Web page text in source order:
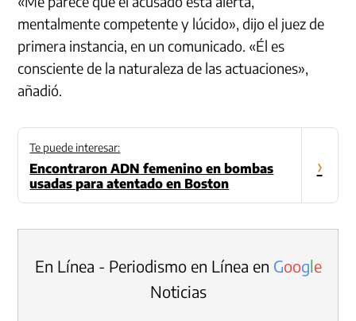
mentalmente competente y lúcido», dijo el juez de
primera instancia, en un comunicado. «Él es
consciente de la naturaleza de las actuaciones»,
añadió.
Te puede interesar:
Encontraron ADN femenino en bombas
usadas para atentado en Boston
›
En Línea - Periodismo en Línea en Google
Noticias